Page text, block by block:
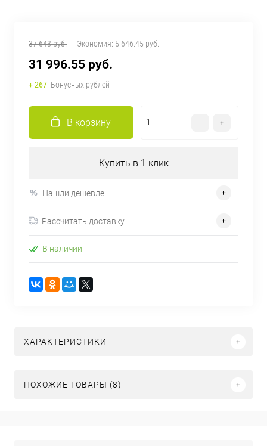
37 643 руб. Экономия: 5 646.45 руб.
31 996.55 руб.
+ 267 Бонусных рублей
В корзину
Купить в 1 клик
Нашли дешевле
Рассчитать доставку
В наличии
ХАРАКТЕРИСТИКИ
ПОХОЖИЕ ТОВАРЫ (8)